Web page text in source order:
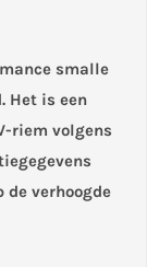
smalle
Het is een
riem volgens
de verhoogde